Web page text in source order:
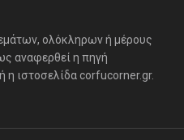
ολόκληρων ή μέρους
αναφερθεί η πηγή
η ιστοσελίδα corfucorner.gr.